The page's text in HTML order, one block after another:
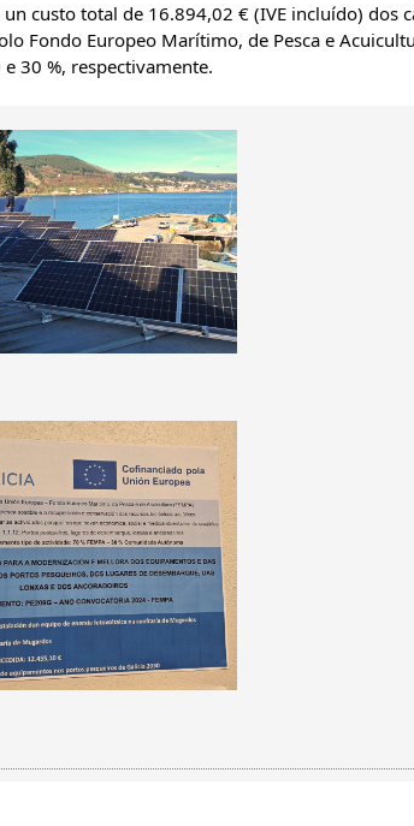
custo total de 16.894,02 € (IVE incluído) dos
Fondo Europeo Marítimo, de Pesca e
30 %, respectivamente.